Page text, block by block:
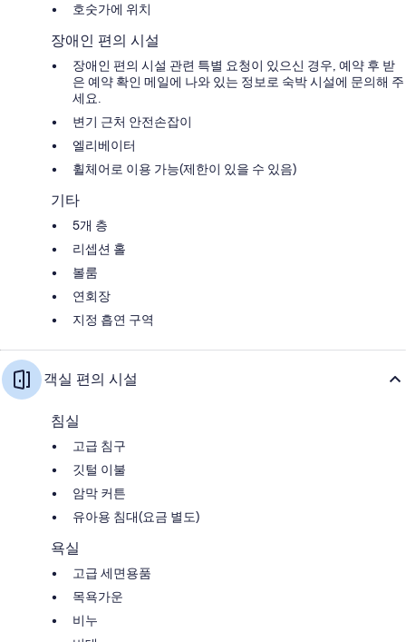
호숫가에 위치
장애인 편의 시설
장애인 편의 시설 관련 특별 요청이 있으신 경우, 예약 후 받
은 예약 확인 메일에 나와 있는 정보로 숙박 시설에 문의해 주
세요.
변기 근처 안전손잡이
엘리베이터
휠체어로 이용 가능(제한이 있을 수 있음)
기타
5개 층
리셉션 홀
볼룸
연회장
지정 흡연 구역
객실 편의 시설
침실
고급 침구
깃털 이불
암막 커튼
유아용 침대(요금 별도)
욕실
고급 세면용품
목욕가운
비누